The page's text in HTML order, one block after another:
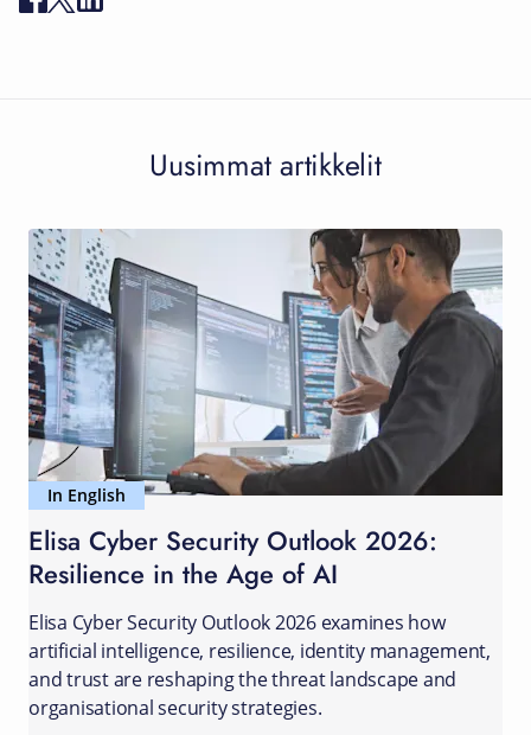
Uusimmat artikkelit
In English
Elisa Cyber Security Outlook 2026:
Resilience in the Age of AI
Elisa Cyber Security Outlook 2026 examines how
artificial intelligence, resilience, identity management,
and trust are reshaping the threat landscape and
organisational security strategies.